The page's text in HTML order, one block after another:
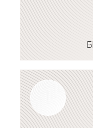
Подробнее о